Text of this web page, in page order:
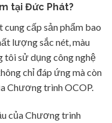
tại Đức Phát?
cấp sản phẩm bao
lượng sắc nét, màu
tôi sử dụng công nghệ
chỉ đáp ứng mà còn
Chương trình OCOP.
của Chương trình